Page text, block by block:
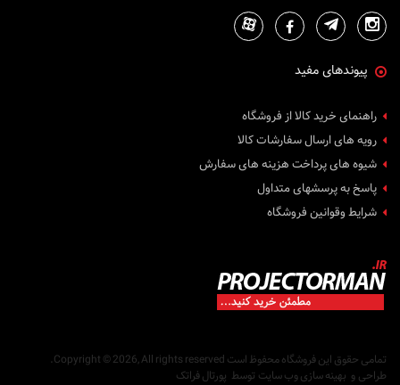
پیوندهای مفید
راهنمای خرید کالا از فروشگاه
رویه های ارسال سفارشات کالا
شیوه های پرداخت هزینه های سفارش
پاسخ به پرسشهای متداول
شرایط وقوانین فروشگاه
تمامی حقوق این فروشگاه محفوظ است Copyright © 2026, All rights reserved.
طراحی و بهینه سازی وب سایت توسط پورتال فراتک